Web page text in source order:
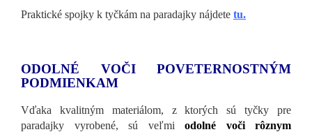
Praktické spojky k tyčkám na paradajky nájdete tu.
ODOLNÉ VOČI POVETERNOSTNÝM
PODMIENKAM
Vďaka kvalitným materiálom, z ktorých sú tyčky pre
paradajky vyrobené, sú veľmi odolné voči rôznym